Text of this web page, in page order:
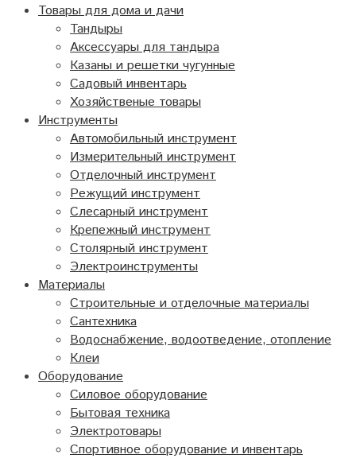
Товары для дома и дачи
Тандыры
Аксессуары для тандыра
Казаны и решетки чугунные
Садовый инвентарь
Хозяйственые товары
Инструменты
Автомобильный инструмент
Измерительный инструмент
Отделочный инструмент
Режущий инструмент
Слесарный инструмент
Крепежный инструмент
Столярный инструмент
Электроинструменты
Материалы
Строительные и отделочные материалы
Сантехника
Водоснабжение, водоотведение, отопление
Клеи
Оборудование
Силовое оборудование
Бытовая техника
Электротовары
Спортивное оборудование и инвентарь